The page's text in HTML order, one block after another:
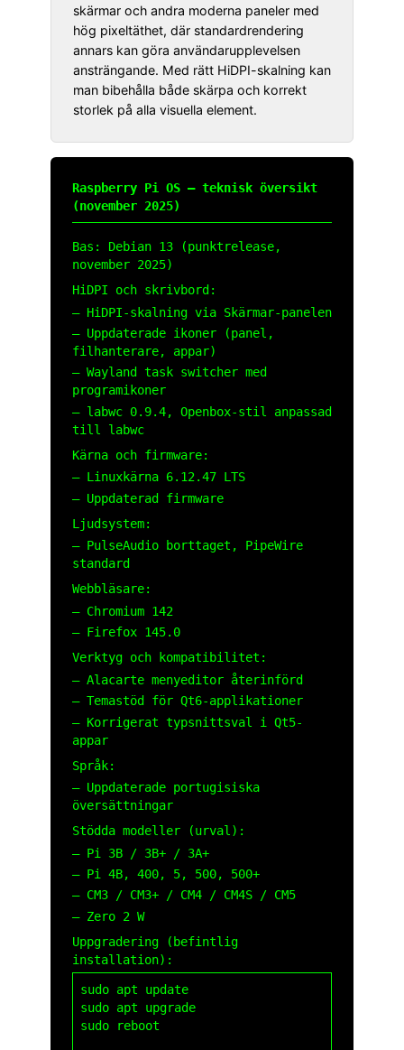
skärmar och andra moderna paneler med
hög pixeltäthet, där standardrendering
annars kan göra användarupplevelsen
ansträngande. Med rätt HiDPI-skalning kan
man bibehålla både skärpa och korrekt
storlek på alla visuella element.
Raspberry Pi OS – teknisk översikt
(november 2025)
Bas: Debian 13 (punktrelease,
november 2025)
HiDPI och skrivbord:
– HiDPI-skalning via Skärmar-panelen
– Uppdaterade ikoner (panel,
filhanterare, appar)
– Wayland task switcher med
programikoner
– labwc 0.9.4, Openbox-stil anpassad
till labwc
Kärna och firmware:
– Linuxkärna 6.12.47 LTS
– Uppdaterad firmware
Ljudsystem:
– PulseAudio borttaget, PipeWire
standard
Webbläsare:
– Chromium 142
– Firefox 145.0
Verktyg och kompatibilitet:
– Alacarte menyeditor återinförd
– Temastöd för Qt6-applikationer
– Korrigerat typsnittsval i Qt5-
appar
Språk:
– Uppdaterade portugisiska
översättningar
Stödda modeller (urval):
– Pi 3B / 3B+ / 3A+
– Pi 4B, 400, 5, 500, 500+
– CM3 / CM3+ / CM4 / CM4S / CM5
– Zero 2 W
Uppgradering (befintlig
installation):
sudo apt update
sudo apt upgrade
sudo reboot